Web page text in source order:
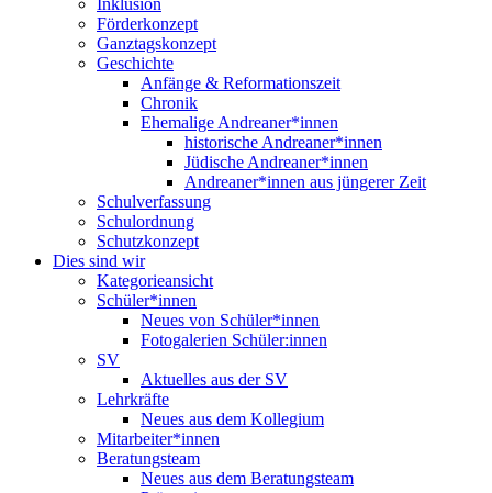
Förderkonzept
Ganztagskonzept
Geschichte
Anfänge & Reformationszeit
Chronik
Ehemalige Andreaner*innen
historische Andreaner*innen
Jüdische Andreaner*innen
Andreaner*innen aus jüngerer Zeit
Schulverfassung
Schulordnung
Schutzkonzept
Dies sind wir
Kategorieansicht
Schüler*innen
Neues von Schüler*innen
Fotogalerien Schüler:innen
SV
Aktuelles aus der SV
Lehrkräfte
Neues aus dem Kollegium
Mitarbeiter*innen
Beratungsteam
Neues aus dem Beratungsteam